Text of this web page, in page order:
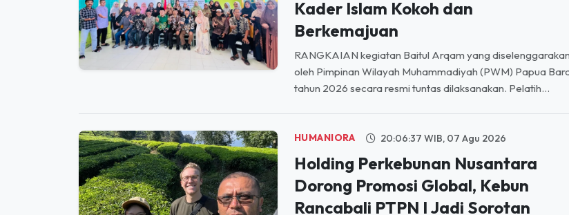
RANGKAIAN kegiatan Baitul Arqam yang diselenggarakan
oleh Pimpinan Wilayah Muhammadiyah (PWM) Papua Barat
tahun 2026 secara resmi tuntas dilaksanakan. Pelatih...
Holding Perkebunan Nusantara
Dorong Promosi Global, Kebun
Rancabali PTPN I Jadi Sorotan
Media AS